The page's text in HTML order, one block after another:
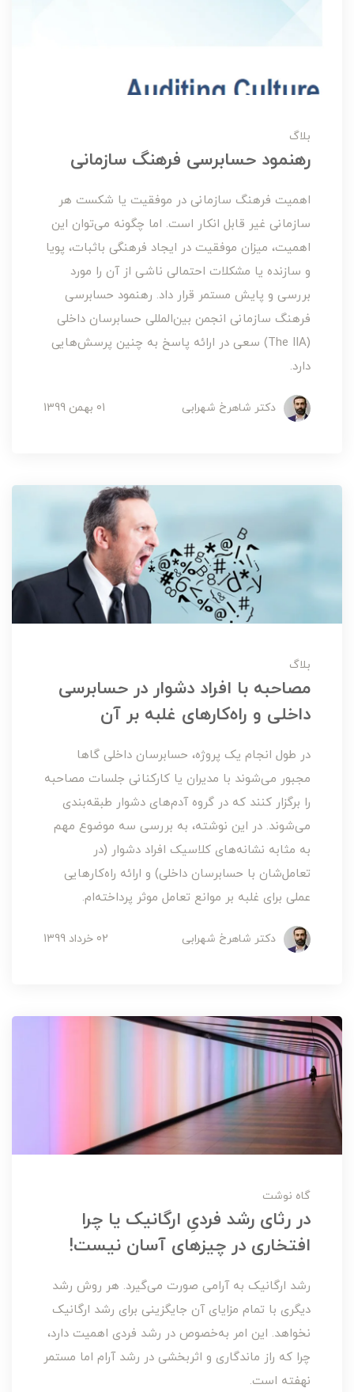
بلاگ
رهنمود حسابرسی فرهنگ سازمانی
اهمیت فرهنگ سازمانی در موفقیت یا شکست هر
سازمانی غیر قابل انکار است. اما چگونه می‌توان این
اهمیت، میزان موفقیت در ایجاد فرهنگی باثبات، پویا
و سازنده یا مشکلات احتمالی ناشی از آن را مورد
بررسی و پایش مستمر قرار داد. رهنمود حسابرسی
فرهنگ سازمانی انجمن بین‌المللی حسابرسان داخلی
(The IIA) سعی در ارائه پاسخ به چنین پرسش‌هایی
دارد.
دکتر شاهرخ شهرابی 01 بهمن 1399
بلاگ
مصاحبه با افراد دشوار در حسابرسی
داخلی و راه‌کارهای غلبه بر آن
در طول انجام یک پروژه، حسابرسان داخلی گاها
مجبور می‌شوند با مدیران یا کارکنانی جلسات مصاحبه
را برگزار کنند که در گروه آدم‌های دشوار طبقه‌بندی
می‌شوند. در این نوشته، به بررسی سه موضوع مهم
به مثابه نشانه‌های کلاسیک افراد دشوار (در
تعامل‌شان با حسابرسان داخلی) و ارائه راه‌کارهایی
عملی برای غلبه بر موانع تعامل موثر پرداخته‌ام.
دکتر شاهرخ شهرابی 02 خرداد 1399
گاه نوشت
در رثای رشد فردیِ ارگانیک یا چرا
افتخاری در چیزهای آسان نیست!
رشد ارگانیک به آرامی صورت می‌گیرد. هر روش رشد
دیگری با تمام مزایای آن جایگزینی برای رشد ارگانیک
نخواهد. این امر به‌خصوص در رشد فردی اهمیت دارد،
چرا که راز ماندگاری و اثربخشی در رشد آرام اما مستمر
نهفته است.